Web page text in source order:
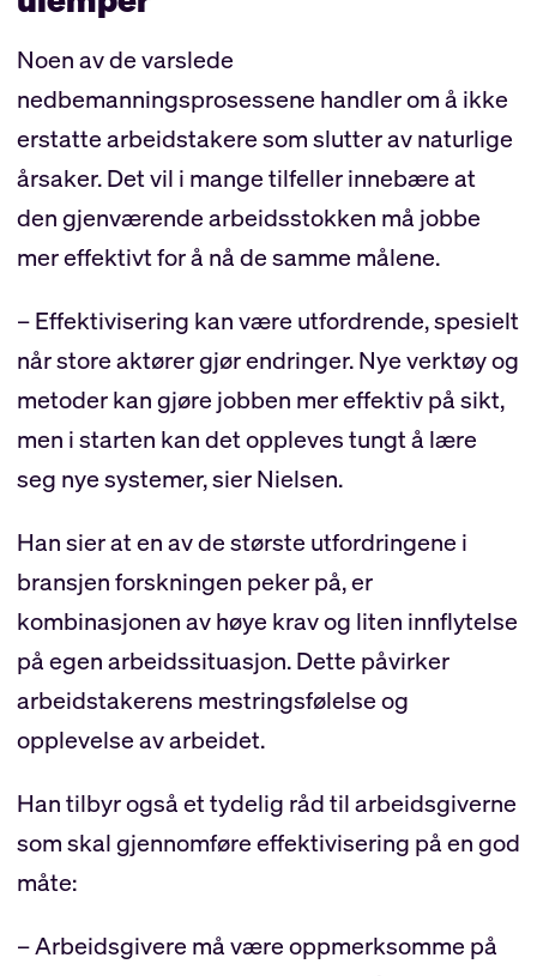
Noen av de varslede
nedbemanningsprosessene handler om å ikke
erstatte arbeidstakere som slutter av naturlige
årsaker. Det vil i mange tilfeller innebære at
den gjenværende arbeidsstokken må jobbe
mer effektivt for å nå de samme målene.
– Effektivisering kan være utfordrende, spesielt
når store aktører gjør endringer. Nye verktøy og
metoder kan gjøre jobben mer effektiv på sikt,
men i starten kan det oppleves tungt å lære
seg nye systemer, sier Nielsen.
Han sier at en av de største utfordringene i
bransjen forskningen peker på, er
kombinasjonen av høye krav og liten innflytelse
på egen arbeidssituasjon. Dette påvirker
arbeidstakerens mestringsfølelse og
opplevelse av arbeidet.
Han tilbyr også et tydelig råd til arbeidsgiverne
som skal gjennomføre effektivisering på en god
måte:
– Arbeidsgivere må være oppmerksomme på